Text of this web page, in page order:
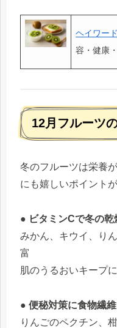
ヘイワー
容・健康
12月フルーツ
冬のフルーツは栄養
にも嬉しいポイント
● ビタミンCで冬の乾
みかん、キウイ、り
富
肌のうるおいキープ
● 便秘対策に食物繊維
りんごのペクチン、